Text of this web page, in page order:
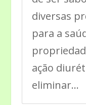
diversas
para a
ação
eliminar...